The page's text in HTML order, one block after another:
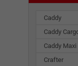
Caddy
Caddy
Caddy Maxi
Crafter